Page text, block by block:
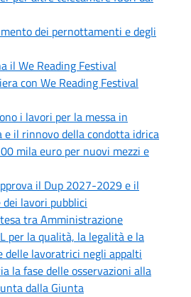
dei pernottamenti e degli
il We Reading Festival
con We Reading Festival
i lavori per la messa in
e il rinnovo della condotta idrica
mila euro per nuovi mezzi e
il Dup 2027-2029 e il
lavori pubblici
tra Amministrazione
per la qualità, la legalità e la
lavoratrici negli appalti
la fase delle osservazioni alla
dalla Giunta